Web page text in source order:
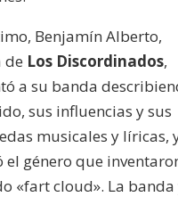
Benjamín Alberto,
de Los Discordinados,
a su banda
sus influencias y sus
musicales y líricas,
el género que
«fart cloud». La banda